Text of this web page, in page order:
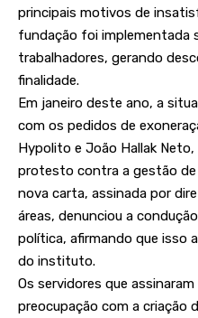
principais motivos de
fundação foi implementada
trabalhadores, gerando
finalidade.
Em janeiro deste ano, a
com os pedidos de
Hypolito e João Hallak
protesto contra a gestão de
nova carta, assinada por
áreas, denunciou a
política, afirmando que isso
do instituto.
Os servidores que
preocupação com a criação